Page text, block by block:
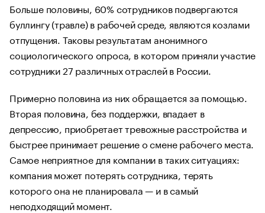
Больше половины, 60% сотрудников подвергаются
буллингу (травле) в рабочей среде, являются козлами
отпущения. Таковы результатам анонимного
социологического опроса, в котором приняли участие
сотрудники 27 различных отраслей в России.
Примерно половина из них обращается за помощью.
Вторая половина, без поддержки, впадает в
депрессию, приобретает тревожные расстройства и
быстрее принимает решение о смене рабочего места.
Самое неприятное для компании в таких ситуациях:
компания может потерять сотрудника, терять
которого она не планировала — и в самый
неподходящий момент.